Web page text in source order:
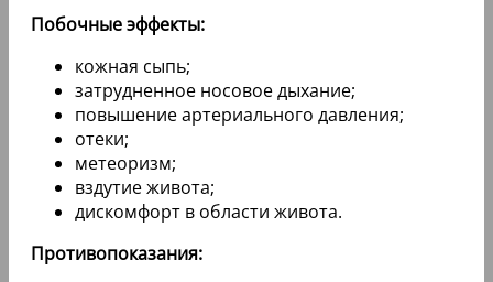
Побочные эффекты:
кожная сыпь;
затрудненное носовое дыхание;
повышение артериального давления;
отеки;
метеоризм;
вздутие живота;
дискомфорт в области живота.
Противопоказания: